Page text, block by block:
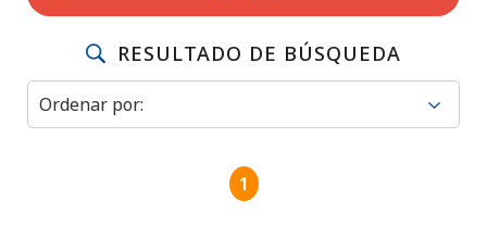
RESULTADO DE BÚSQUEDA
1